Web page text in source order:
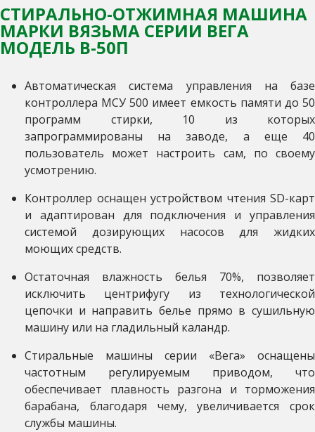
СТИРАЛЬНО-ОТЖИМНАЯ МАШИНА
МАРКИ ВЯЗЬМА СЕРИИ ВЕГА
МОДЕЛЬ В-50П
Автоматическая система управления на базе
контроллера МСУ 500 имеет емкость памяти до 50
программ стирки, 10 из которых
запрограммированы на заводе, а еще 40
пользователь может настроить сам, по своему
усмотрению.
Контроллер оснащен устройством чтения SD-карт
и адаптирован для подключения и управления
системой дозирующих насосов для жидких
моющих средств.
Остаточная влажность белья 70%, позволяет
исключить центрифугу из технологической
цепочки и направить белье прямо в сушильную
машину или на гладильный каландр.
Стиральные машины серии «Вега» оснащены
частотным регулируемым приводом, что
обеспечивает плавность разгона и торможения
барабана, благодаря чему, увеличивается срок
службы машины.